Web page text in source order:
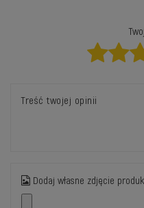
Treść twojej opinii
Dodaj własne zdjęcie